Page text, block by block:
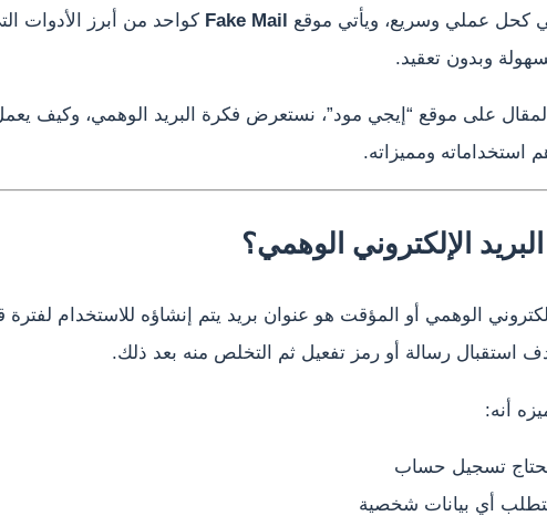
كحل عملي وسريع، ويأتي موقع Fake Mail كواحد من أبرز الأدوات
وبدون تعقيد.
الإلكتروني الوهمي؟
الوهمي أو المؤقت هو عنوان بريد يتم إنشاؤه للاستخدام
استقبال رسالة أو رمز تفعيل ثم التخلص منه بعد ذلك.
أنه:
يحتاج تسجيل حساب
أي بيانات شخصية